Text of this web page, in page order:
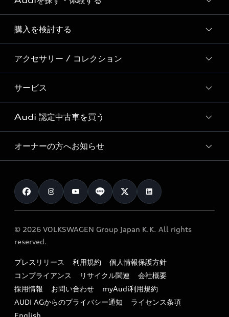
Audi ブランド
Story of Progress
Audi Sport
Formula 1®
デジタルサービス
ディーラー検索
新車在庫検索
試乗車・展示車検索
見積り依頼
試乗予約
購入を検討する
モデル一覧
特別仕様モデル / 限定モデル
e-tronラインアップ
価格シミュレーション
車両比較
カタログ一覧
アクセサリー / コレクション
純正アクセサリー
オンラインショップ
Audi collection
アウディナビアプリ
サービス
サービス入庫予約
サービスプログラム
メンテナンス
車検 / 定期点検
e-tronアフターサポート
myAudi
Audi 認定中古車を買う
Audi認定中古車
クオリティ
保証
メンテナンス
ファイナンス
キャンペーン / イベント
買取査定
オーナーの方へお知らせ
お知らせ
オーナー様向けキャンペーン
特定整備適用車一覧
リサイクル法
よくある質問（FAQ）
© 2026 VOLKSWAGEN Group Japan K.K. All rights
reserved.
プレスリリース 利用規約
個人情報保護方針
コンプライアンス
リサイクル関連
会社概要
採用情報
お問い合わせ
myAudi利用規約
AUDI AGからのプライバシー通知
ライセンス条項
English